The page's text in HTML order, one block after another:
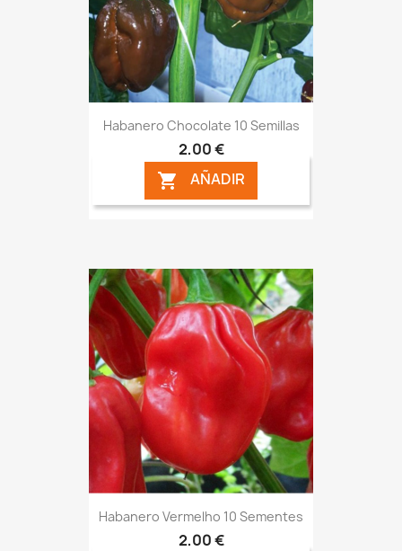
Habanero Chocolate 10 Semillas
2,00 €
 AÑADIR
Habanero Vermelho 10 Sementes
2,00 €